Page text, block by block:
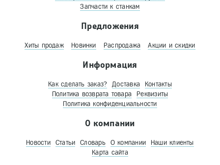
Запчасти к станкам
Предложения
Хиты продаж Новинки Распродажа Акции и скидки
Информация
Как сделать заказ? Доставка
Контакты
Политика возврата товара
Реквизиты
Политика конфиденциальности
О компании
Новости Статьи Словарь О компании
Наши клиенты
Карта сайта